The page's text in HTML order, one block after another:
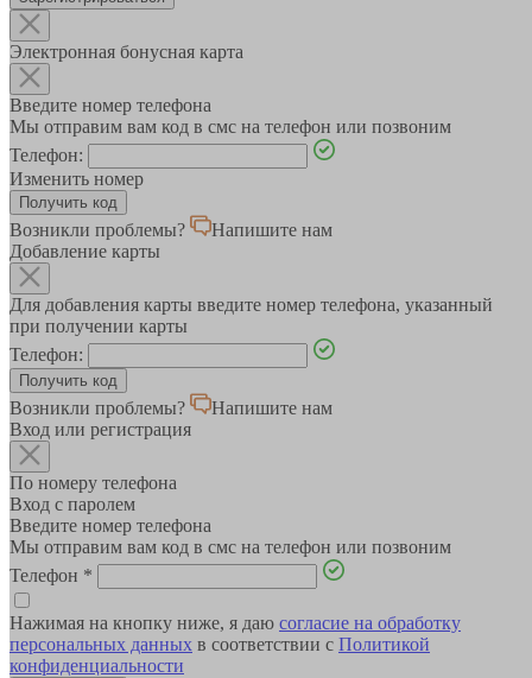
Электронная бонусная карта
Введите номер телефона
Мы отправим вам код в смс на телефон или позвоним
Телефон:
Изменить номер
Возникли проблемы?
Напишите нам
Добавление карты
Для добавления карты введите номер телефона, указанный
при получении карты
Телефон:
Возникли проблемы?
Напишите нам
Вход или регистрация
По номеру телефона
Вход с паролем
Введите номер телефона
Мы отправим вам код в смс на телефон или позвоним
Телефон *
Нажимая на кнопку ниже, я даю согласие на обработку
персональных данных в соответствии с Политикой
конфиденциальности